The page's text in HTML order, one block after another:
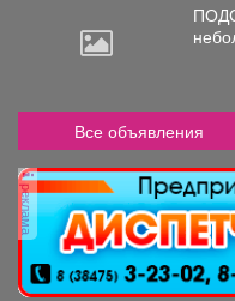
Все объявления
реклама